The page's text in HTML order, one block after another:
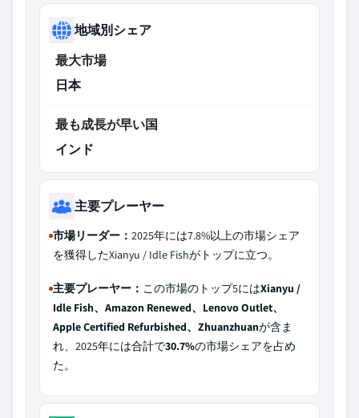
地域別シェア
最大市場
日本
最も成長が早い国
インド
主要プレーヤー
市場リーダー： 2025年には7.8%以上の市場シェア
を獲得したXianyu / Idle Fishがトップに立つ。
主要プレーヤー： この市場のトップ5にはXianyu /
Idle Fish、Amazon Renewed、Lenovo Outlet、
Apple Certified Refurbished、Zhuanzhuanが含ま
れ、2025年には合計で30.7%の市場シェアを占め
た。